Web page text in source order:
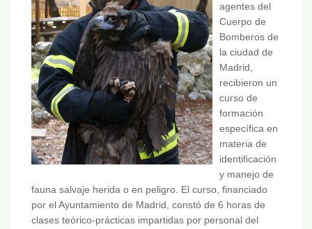
agentes del
Cuerpo de
Bomberos de
la ciudad de
Madrid,
recibieron un
curso de
formación
específica en
materia de
identificación
y manejo de
fauna salvaje herida o en peligro. El curso, financiado
por el Ayuntamiento de Madrid, constó de 6 horas de
clases teórico-prácticas impartidas por personal del